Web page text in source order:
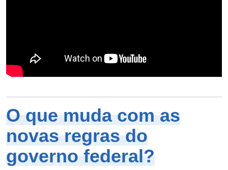
O que muda com as
novas regras do
governo federal?